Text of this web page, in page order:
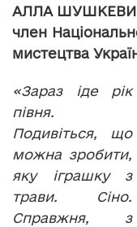
АЛЛА ШУШКЕВИЧ,
член
мистецтва
«Зараз іде рік
півня.
Подивіться, що
можна зробити,
яку іграшку з
трави. Сіно.
Справжня, з